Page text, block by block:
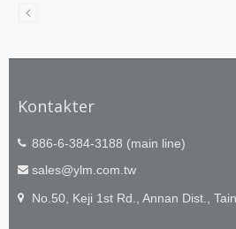
Kontakter
886-6-384-3188 (main line)
sales@ylm.com.tw
No.50, Keji 1st Rd., Annan Dist.,